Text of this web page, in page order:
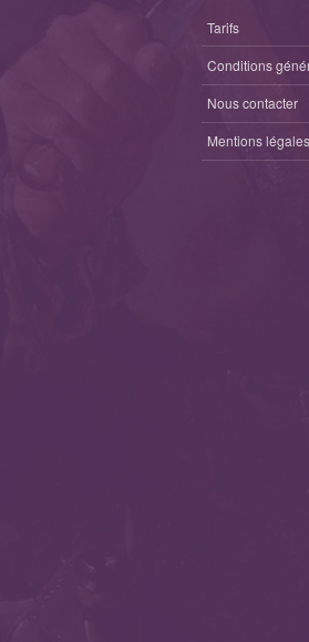
Tarifs
Conditions
Nous contacter
Mentions légales